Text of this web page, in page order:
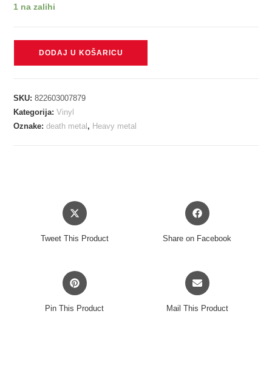
1 na zalihi
LP
količina
DODAJ U KOŠARICU
SKU:822603007879
Kategorija:Vinyl
Oznake:death metal , Heavy metal
Opens
in
Tweet This Product
Opens
in
Share on Facebook
Opens
in
Pin This Product
Opens
in
Mail This Product